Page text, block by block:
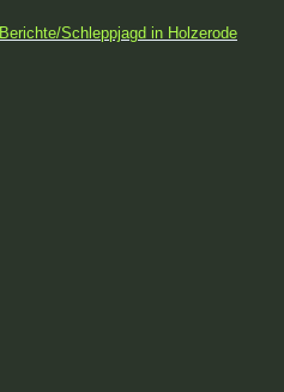
Schleppjagd in Holzerode